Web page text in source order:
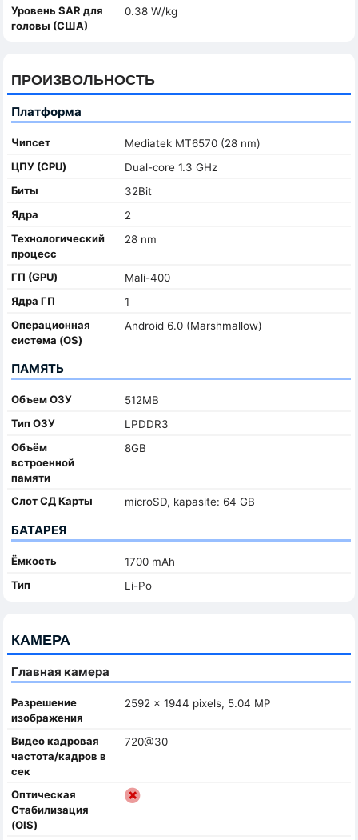
Уровень SAR для
головы (США)
0.38 W/kg
ПРОИЗВОЛЬНОСТЬ
Платформа
Чипсет
Mediatek MT6570 (28 nm)
ЦПУ (CPU)
Dual-core 1.3 GHz
Биты
32Bit
Ядра
2
Технологический
процесс
28 nm
ГП (GPU)
Mali-400
Ядра ГП
1
Oперационная
система (OS)
Android 6.0 (Marshmallow)
ПАМЯТЬ
Объем ОЗУ
512MB
Тип ОЗУ
LPDDR3
Объём
встроенной
памяти
8GB
Слот СД Карты microSD, kapasite: 64 GB
БАТАРЕЯ
Ёмкость
1700 mAh
Тип
Li-Po
КАМЕРА
Главная камера
Разрешение
изображения
2592 x 1944 pixels, 5.04 MP
Видео кадровая
частота/кадров в
сек
720@30
Оптическая
Стабилизация
(OIS)